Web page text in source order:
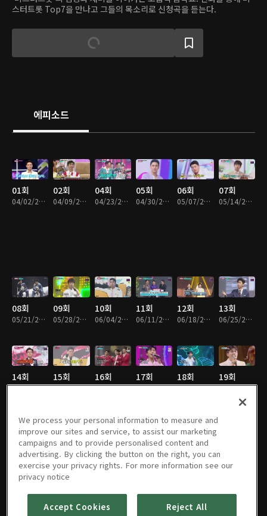
스터트롯 Top7을 만나고 그들의 목소리로 신청곡을 듣는다.
에피소드
01회
04/02/2020 • 2시간 12분
02회
04/09/2020 • 2시간 16분
04회
04/23/2020 • 2시간 25분
05회
04/30/2020 • 2시간 11분
06회
05/07/2020 • 2시간 24분
07회
05/14/2020 • 2시간 12분
08회
05/21/2020 • 2시간 12분
09회
05/28/2020 • 2시간 14분
10회
06/04/2020 • 2시간 10분
11회
06/11/2020 • 2시간 23분
12회
06/18/2020 • 2시간 23분
13회
06/25/2020 • 2시간 11분
14회
07/02/2020 • 2시간 13분
15회
07/09/2020 • 2시간 20분
16회
07/16/2020 • 2시간 3분
17회
07/23/2020 • 2시간 6분
18회
07/30/2020 • 2시간 16분
19회
08/06/2020 • 2시간 11분
20회
08/13/2020 • 2시간 4분
21회
08/20/2020 • 2시간 9분
22회
08/27/2020 • 2시간 7분
23회
09/03/2020 • 2시간 14분
24회
09/10/2020 • 2시간 2분
사 콘서트
We process your personal information to measure and
improve our sites and service, to assist our marketing
campaigns and to provide personalised content and
advertising. By clicking the button on the right, you can
exercise your privacy rights. For more information see our
privacy notice
Accept Cookies Reject All